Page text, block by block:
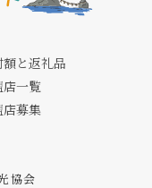
額と返礼品
店一覧
店募集
協会